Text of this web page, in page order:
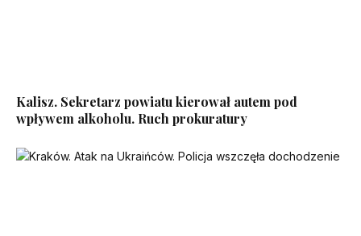
Kalisz. Sekretarz powiatu kierował autem pod
wpływem alkoholu. Ruch prokuratury